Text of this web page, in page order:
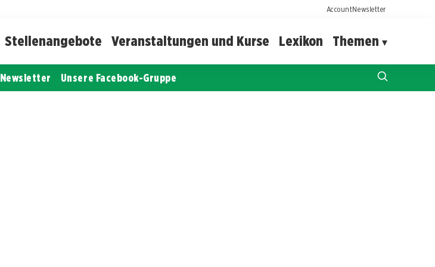
AccountNewsletter
Stellenangebote Veranstaltungen und Kurse Lexikon Themen
Newsletter Unsere Facebook-Gruppe